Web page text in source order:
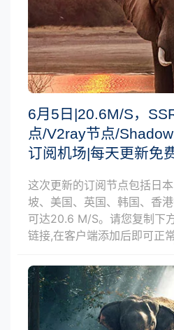
6月5日|20.6M/S，
点/V2ray节点/
订阅机场|每天更新免
这次更新的订阅节点包括日
坡、美国、英国、韩国、香
可达20.6 M/S。请您复制下
链接,在客户端添加后即可正